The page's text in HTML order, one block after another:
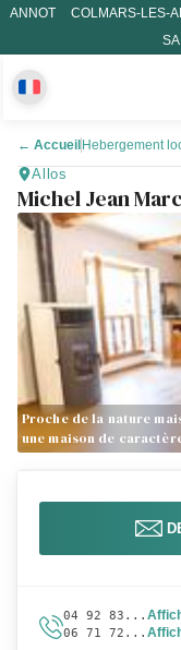
ANNOT COLMARS-LES-
← Accueil Hebergement
Allos
Michel Jean
Proche de la nature
une maison de
04 92 83...
06 71 72...